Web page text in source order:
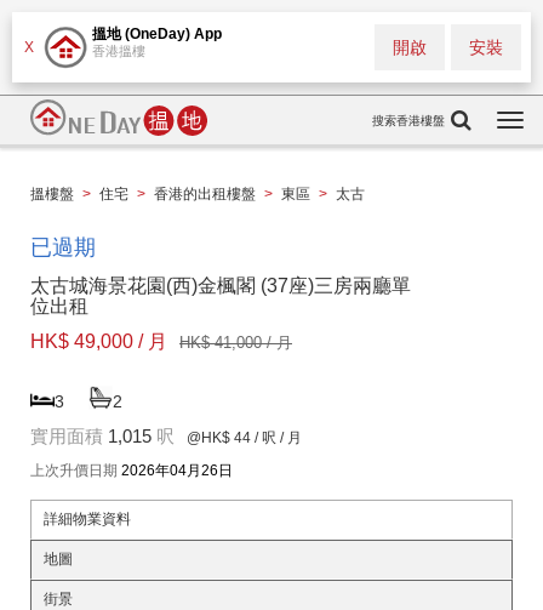
X
搵地 (OneDay) App
香港搵樓 安裝
開啟
搜索香港樓盤
搵樓盤 > 住宅 > 香港的出租樓盤 > 東區 > 太古
已過期
太古城海景花園(西)金楓閣 (37座)三房兩廳單
位出租
HK$ 49,000 / 月
HK$ 41,000 / 月
3 2
實用面積 1,015 呎 @HK$ 44 / 呎 / 月
上次升價日期 2026年04月26日
詳細物業資料
地圖
街景